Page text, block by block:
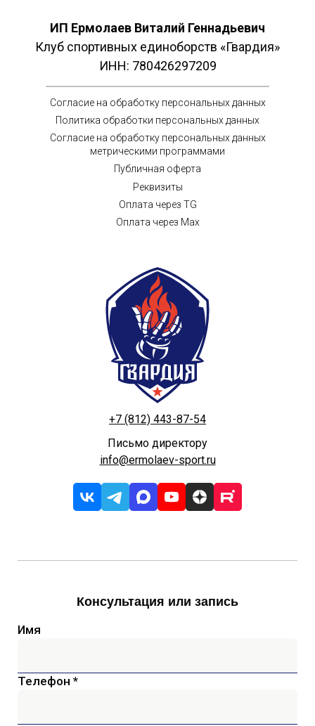
ИП Ермолаев Виталий Геннадьевич
Клуб спортивных единоборств «Гвардия»
ИНН: 780426297209
Согласие на обработку персональных данных
Политика обработки персональных данных
Согласие на обработку персональных данных
метрическими программами
Публичная оферта
Реквизиты
Оплата через TG
Оплата через Max
+7 (812) 443-87-54
Письмо директору
info@ermolaev-sport.ru
Консультация или запись
Имя
Телефон *